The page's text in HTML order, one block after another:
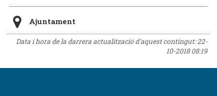
Ajuntament
Data i hora de la darrera actualització d'aquest contingut:22-
10-2018 08:19